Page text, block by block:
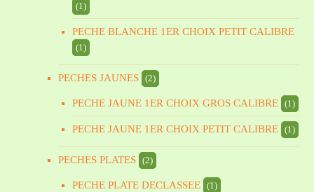
(1)
PECHE BLANCHE 1ER CHOIX PETIT CALIBRE
(1)
PECHES JAUNES (2)
PECHE JAUNE 1ER CHOIX GROS CALIBRE (1)
PECHE JAUNE 1ER CHOIX PETIT CALIBRE (1)
PECHES PLATES (2)
PECHE PLATE DECLASSEE (1)